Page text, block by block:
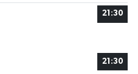
21:30
21:30